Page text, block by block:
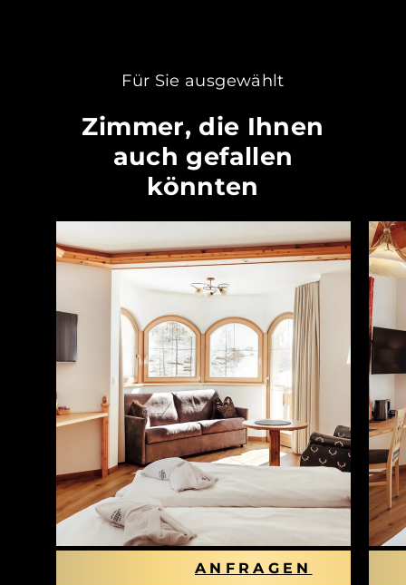
Für Sie ausgewählt
Zimmer, die Ihnen
auch gefallen
könnten
ANFRAGEN